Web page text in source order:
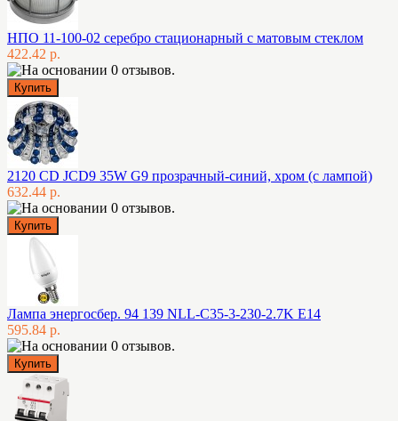
НПО 11-100-02 серебро стационарный с матовым стеклом
422.42 р.
2120 CD JCD9 35W G9 прозрачный-синий, хром (с лампой)
632.44 р.
Лампа энергосбер. 94 139 NLL-C35-3-230-2.7K E14
595.84 р.